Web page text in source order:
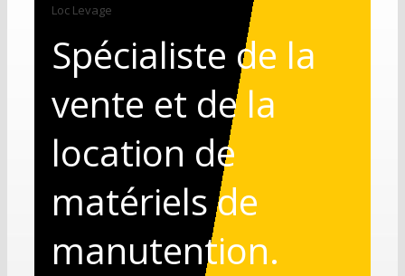
Loc Levage
Spécialiste de la
vente et de la
location de
matériels de
manutention.